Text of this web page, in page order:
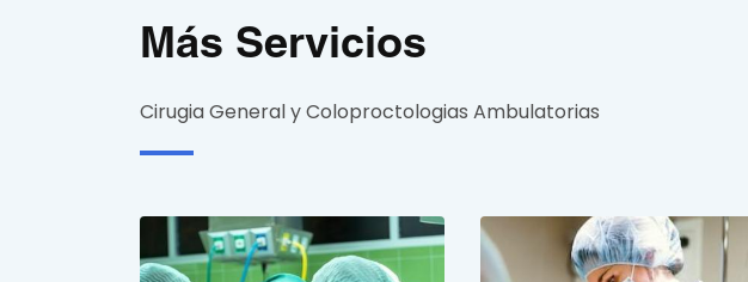
Más Servicios
Cirugia General y Coloproctologias Ambulatorias